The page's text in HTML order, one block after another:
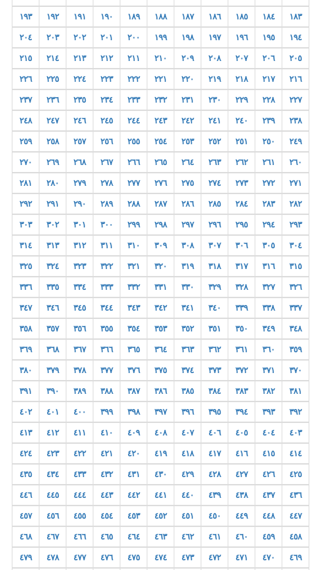
١٨٣ ١٨٤ ١٨٥ ١٨٦ ١٨٧ ١٨٨ ١٨٩ ١٩٠ ١٩١ ١٩٢ ١٩٣
١٩٤ ١٩٥ ١٩٦ ١٩٧ ١٩٨ ١٩٩ ٢٠٠ ٢٠١ ٢٠٢ ٢٠٣ ٢٠٤
٢٠٥ ٢٠٦ ٢٠٧ ٢٠٨ ٢٠٩ ٢١٠ ٢١١ ٢١٢ ٢١٣ ٢١٤ ٢١٥
٢١٦ ٢١٧ ٢١٨ ٢١٩ ٢٢٠ ٢٢١ ٢٢٢ ٢٢٣ ٢٢٤ ٢٢٥ ٢٢٦
٢٢٧ ٢٢٨ ٢٢٩ ٢٣٠ ٢٣١ ٢٣٢ ٢٣٣ ٢٣٤ ٢٣٥ ٢٣٦ ٢٣٧
٢٣٨ ٢٣٩ ٢٤٠ ٢٤١ ٢٤٢ ٢٤٣ ٢٤٤ ٢٤٥ ٢٤٦ ٢٤٧ ٢٤٨
٢٤٩ ٢٥٠ ٢٥١ ٢٥٢ ٢٥٣ ٢٥٤ ٢٥٥ ٢٥٦ ٢٥٧ ٢٥٨ ٢٥٩
٢٦٠ ٢٦١ ٢٦٢ ٢٦٣ ٢٦٤ ٢٦٥ ٢٦٦ ٢٦٧ ٢٦٨ ٢٦٩ ٢٧٠
٢٧١ ٢٧٢ ٢٧٣ ٢٧٤ ٢٧٥ ٢٧٦ ٢٧٧ ٢٧٨ ٢٧٩ ٢٨٠ ٢٨١
٢٨٢ ٢٨٣ ٢٨٤ ٢٨٥ ٢٨٦ ٢٨٧ ٢٨٨ ٢٨٩ ٢٩٠ ٢٩١ ٢٩٢
٢٩٣ ٢٩٤ ٢٩٥ ٢٩٦ ٢٩٧ ٢٩٨ ٢٩٩ ٣٠٠ ٣٠١ ٣٠٢ ٣٠٣
٣٠٤ ٣٠٥ ٣٠٦ ٣٠٧ ٣٠٨ ٣٠٩ ٣١٠ ٣١١ ٣١٢ ٣١٣ ٣١٤
٣١٥ ٣١٦ ٣١٧ ٣١٨ ٣١٩ ٣٢٠ ٣٢١ ٣٢٢ ٣٢٣ ٣٢٤ ٣٢٥
٣٢٦ ٣٢٧ ٣٢٨ ٣٢٩ ٣٣٠ ٣٣١ ٣٣٢ ٣٣٣ ٣٣٤ ٣٣٥ ٣٣٦
٣٣٧ ٣٣٨ ٣٣٩ ٣٤٠ ٣٤١ ٣٤٢ ٣٤٣ ٣٤٤ ٣٤٥ ٣٤٦ ٣٤٧
٣٤٨ ٣٤٩ ٣٥٠ ٣٥١ ٣٥٢ ٣٥٣ ٣٥٤ ٣٥٥ ٣٥٦ ٣٥٧ ٣٥٨
٣٥٩ ٣٦٠ ٣٦١ ٣٦٢ ٣٦٣ ٣٦٤ ٣٦٥ ٣٦٦ ٣٦٧ ٣٦٨ ٣٦٩
٣٧٠ ٣٧١ ٣٧٢ ٣٧٣ ٣٧٤ ٣٧٥ ٣٧٦ ٣٧٧ ٣٧٨ ٣٧٩ ٣٨٠
٣٨١ ٣٨٢ ٣٨٣ ٣٨٤ ٣٨٥ ٣٨٦ ٣٨٧ ٣٨٨ ٣٨٩ ٣٩٠ ٣٩١
٣٩٢ ٣٩٣ ٣٩٤ ٣٩٥ ٣٩٦ ٣٩٧ ٣٩٨ ٣٩٩ ٤٠٠ ٤٠١ ٤٠٢
٤٠٣ ٤٠٤ ٤٠٥ ٤٠٦ ٤٠٧ ٤٠٨ ٤٠٩ ٤١٠ ٤١١ ٤١٢ ٤١٣
٤١٤ ٤١٥ ٤١٦ ٤١٧ ٤١٨ ٤١٩ ٤٢٠ ٤٢١ ٤٢٢ ٤٢٣ ٤٢٤
٤٢٥ ٤٢٦ ٤٢٧ ٤٢٨ ٤٢٩ ٤٣٠ ٤٣١ ٤٣٢ ٤٣٣ ٤٣٤ ٤٣٥
٤٣٦ ٤٣٧ ٤٣٨ ٤٣٩ ٤٤٠ ٤٤١ ٤٤٢ ٤٤٣ ٤٤٤ ٤٤٥ ٤٤٦
٤٤٧ ٤٤٨ ٤٤٩ ٤٥٠ ٤٥١ ٤٥٢ ٤٥٣ ٤٥٤ ٤٥٥ ٤٥٦ ٤٥٧
٤٥٨ ٤٥٩ ٤٦٠ ٤٦١ ٤٦٢ ٤٦٣ ٤٦٤ ٤٦٥ ٤٦٦ ٤٦٧ ٤٦٨
٤٦٩ ٤٧٠ ٤٧١ ٤٧٢ ٤٧٣ ٤٧٤ ٤٧٥ ٤٧٦ ٤٧٧ ٤٧٨ ٤٧٩